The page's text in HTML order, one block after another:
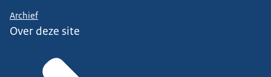
Archief
Over deze site